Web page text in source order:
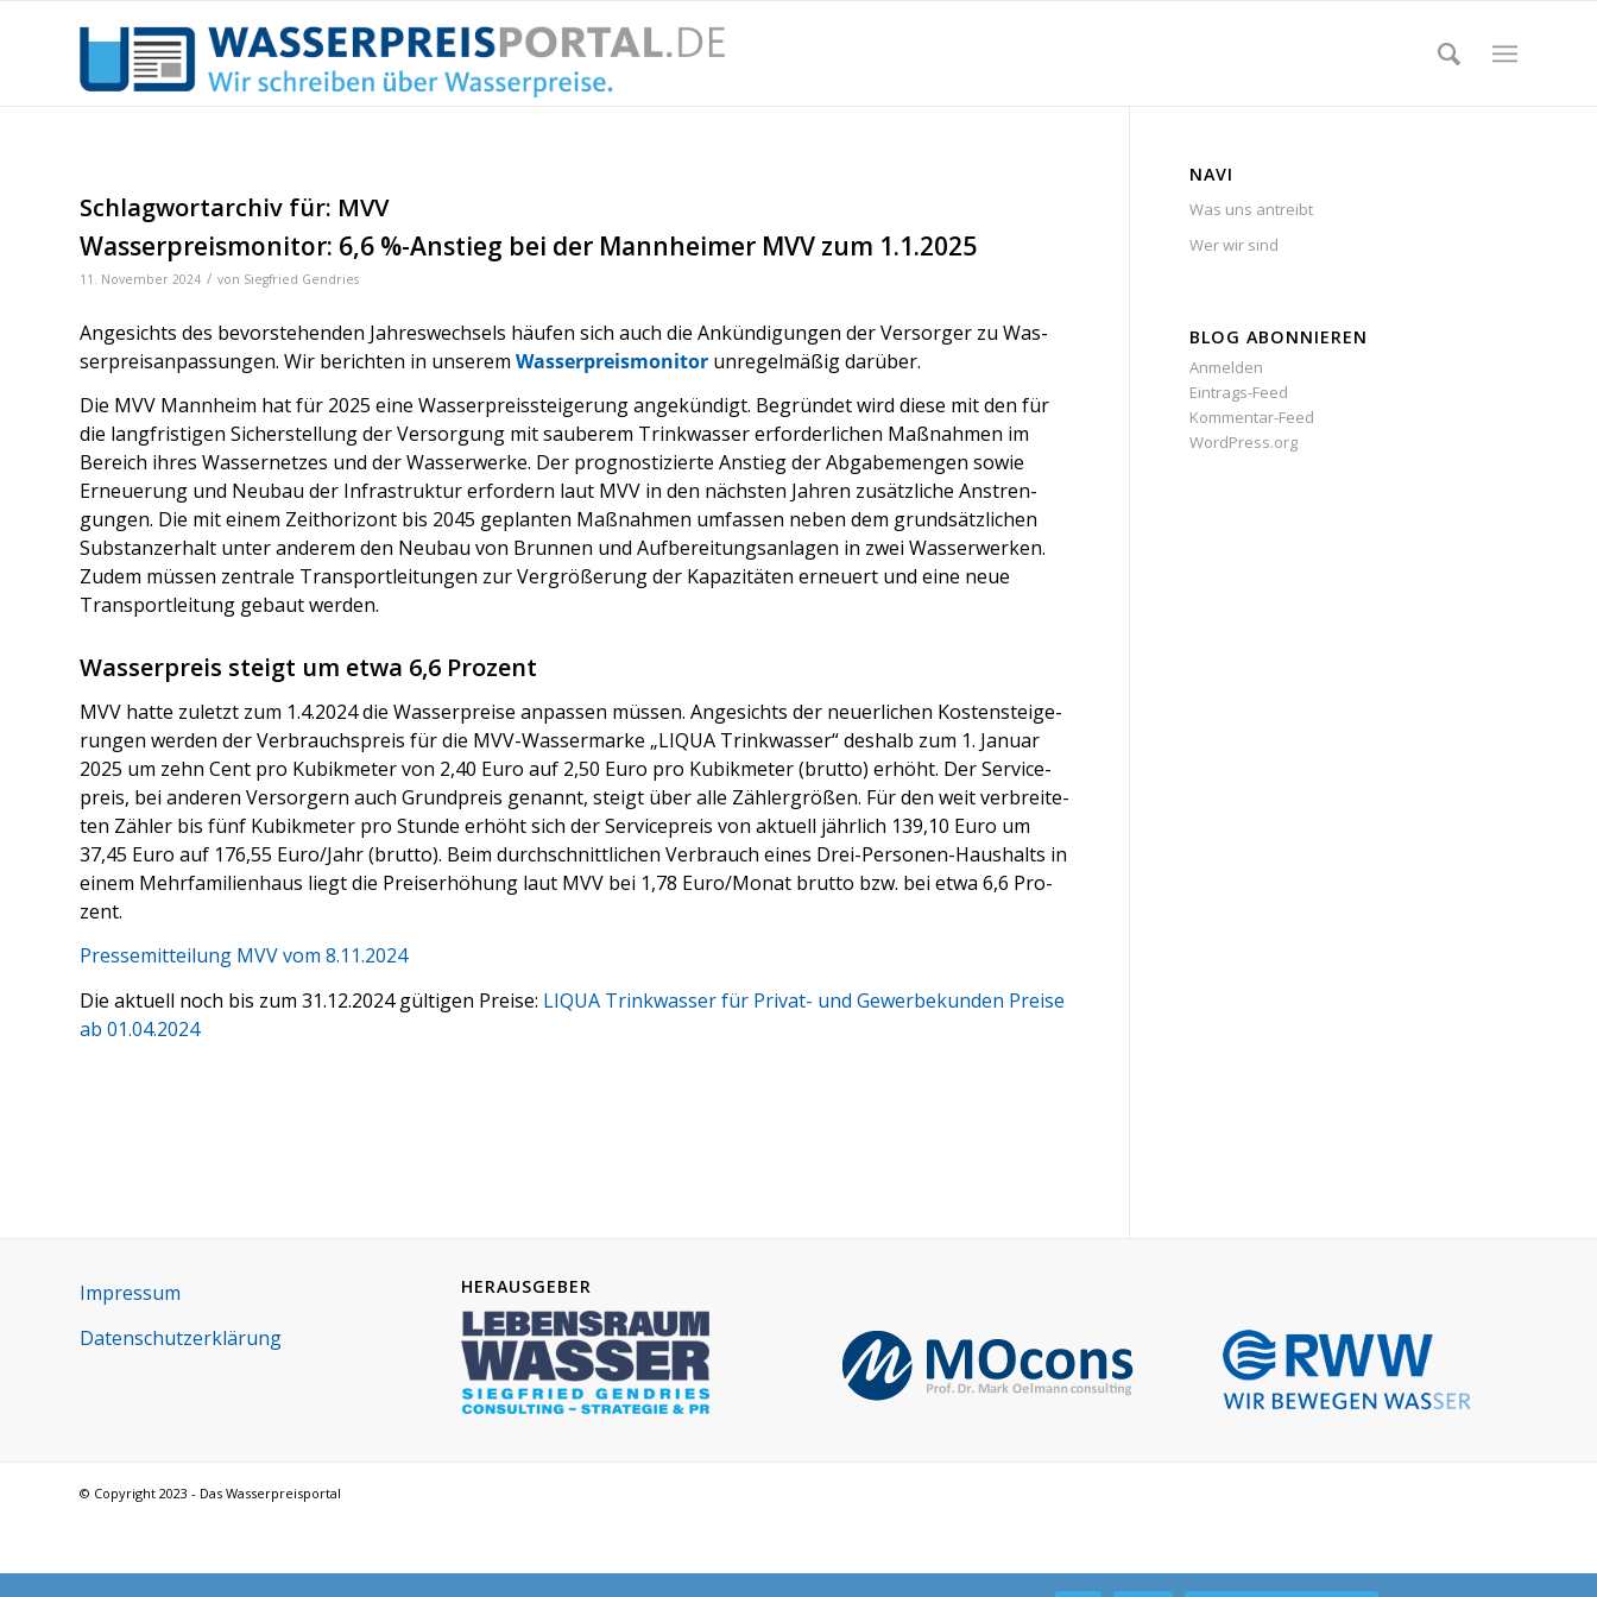
Schlagwortarchiv für: MVV
Wasserpreismonitor: 6,6 %-Anstieg bei der Mannheimer MVV zum 1.1.2025
11. November 2024 / von Siegfried Gendries
Ange­sichts des bevor­ste­hen­den Jah­res­wech­sels häu­fen sich auch die Ankün­di­gun­gen der Ver­sor­ger zu Was­
ser­preis­an­pas­sun­gen. Wir berich­ten in unse­rem Was­ser­preis­mo­ni­tor unre­gel­mä­ßig dar­über.
Die MVV Mann­heim hat für 2025 eine Was­ser­preis­stei­ge­rung ange­kün­digt. Begrün­det wird die­se mit den für
die lang­fris­ti­gen Sicher­stel­lung der Ver­sor­gung mit sau­be­rem Trink­was­ser erfor­der­li­chen Maß­nah­men im
Bereich ihres Was­ser­net­zes und der Was­ser­wer­ke. Der pro­gnos­ti­zier­te Anstieg der Abga­be­men­gen sowie
Erneue­rung und Neu­bau der Infra­struk­tur erfor­dern laut MVV in den nächs­ten Jah­ren zusätz­li­che Anstren­
gun­gen. Die mit einem Zeit­ho­ri­zont bis 2045 geplan­ten Maß­nah­men umfas­sen neben dem grund­sätz­li­chen
Sub­stanz­er­halt unter ande­rem den Neu­bau von Brun­nen und Auf­be­rei­tungs­an­la­gen in zwei Was­ser­wer­ken.
Zudem müs­sen zen­tra­le Trans­port­lei­tun­gen zur Ver­grö­ße­rung der Kapa­zi­tä­ten erneu­ert und eine neue
Trans­port­lei­tung gebaut wer­den.
Wasserpreis steigt um etwa 6,6 Prozent
MVV hat­te zuletzt zum 1.4.2024 die Was­ser­prei­se anpas­sen müs­sen. Ange­sichts der neu­er­li­chen Kos­ten­stei­ge­
run­gen wer­den der Ver­brauchs­preis für die MVV-Was­ser­mar­ke „LIQUA Trink­was­ser“ des­halb zum 1. Janu­ar
2025 um zehn Cent pro Kubik­me­ter von 2,40 Euro auf 2,50 Euro pro Kubik­me­ter (brut­to) erhöht. Der Ser­vice­
preis, bei ande­ren Ver­sor­gern auch Grund­preis genannt, steigt über alle Zäh­ler­grö­ßen. Für den weit ver­brei­te­
ten Zäh­ler bis fünf Kubik­me­ter pro Stun­de erhöht sich der Ser­vice­preis von aktu­ell jähr­lich 139,10 Euro um
37,45 Euro auf 176,55 Euro/Jahr (brut­to). Beim durch­schnitt­li­chen Ver­brauch eines Drei-Per­so­nen-Haus­halts in
einem Mehr­fa­mi­li­en­haus liegt die Preis­er­hö­hung laut MVV bei 1,78 Euro/Monat brut­to bzw. bei etwa 6,6 Pro­
zent.
Pres­se­mit­tei­lung MVV vom 8.11.2024
Die aktu­ell noch bis zum 31.12.2024 gül­ti­gen Prei­se: LIQUA Trink­was­ser für Pri­vat- und Gewer­be­kun­den Prei­se
ab 01.04.2024
NAVI
Was uns antreibt
Wer wir sind
BLOG ABONNIEREN
Anmelden
Eintrags-Feed
Kommentar-Feed
WordPress.org
Impres­sum
Daten­schutz­er­klä­rung
HERAUSGEBER
© Copyright 2023 - Das Wasserpreisportal